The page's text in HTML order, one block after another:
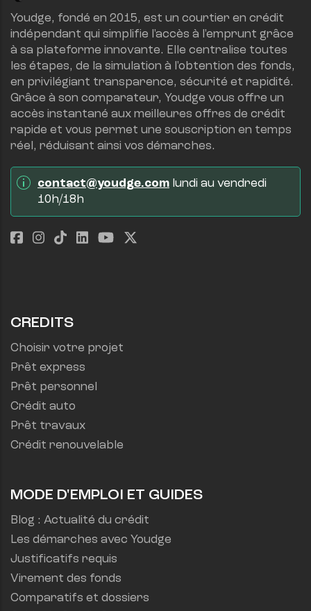
Youdge, fondé en 2015, est un courtier en crédit
indépendant qui simplifie l'accès à l'emprunt grâce
à sa plateforme innovante. Elle centralise toutes
les étapes, de la simulation à l'obtention des fonds,
en privilégiant transparence, sécurité et rapidité.
Grâce à son comparateur, Youdge vous offre un
accès instantané aux meilleures offres de crédit
rapide et vous permet une souscription en temps
réel, réduisant ainsi vos démarches.
contact@youdge.com lundi au vendredi
10h/18h
CREDITS
Choisir votre projet
Prêt express
Prêt personnel
Crédit auto
Prêt travaux
Crédit renouvelable
MODE D'EMPLOI ET GUIDES
Blog : Actualité du crédit
Les démarches avec Youdge
Justificatifs requis
Virement des fonds
Comparatifs et dossiers